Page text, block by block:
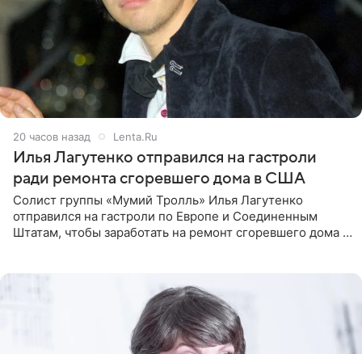
20 часов назад Lenta.Ru
Илья Лагутенко отправился на гастроли
ради ремонта сгоревшего дома в США
Солист группы «Мумий Тролль» Илья Лагутенко
отправился на гастроли по Европе и Соединенным
Штатам, чтобы заработать на ремонт сгоревшего дома в